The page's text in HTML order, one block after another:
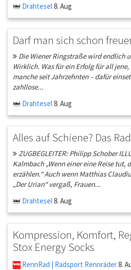
Drahtesel8. Aug
Darf man sich schon
Die Wiener Ringstraße wird endlich
Wirklich. Was für ein Erfolg für all
manche seit Jahrzehnten – dafür
zahllose...
Drahtesel8. Aug
Alles auf Schiene? Das
ZUGBEGLEITER: Philipp Schober
Kalmbach „Wenn einer eine Reise tut,
erzählen.“ Auch wenn Matthias
„Der Urian“ vergaß, Frauen...
Drahtesel8. Aug
Kompression, Komfort,
Stox Energy Socks
RennRad | Radsport Rennräder8.